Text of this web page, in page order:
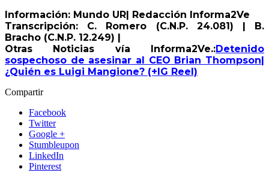
Información: Mundo UR| Redacción Informa2Ve
Transcripción: C. Romero (C.N.P. 24.081) | B.
Bracho (C.N.P. 12.249) |
Otras Noticias vía Informa2Ve.:Detenido
sospechoso de asesinar al CEO Brian Thompson|
¿Quién es Luigi Mangione? (+IG Reel)
Compartir
Facebook
Twitter
Google +
Stumbleupon
LinkedIn
Pinterest